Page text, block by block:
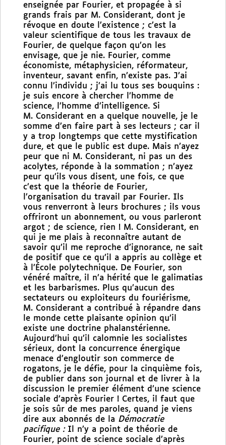
enseignée par Fourier, et propagée à si
grands frais par M. Considerant, dont je
révoque en doute l’existence ; c’est la
valeur scientifique de tous les travaux de
Fourier, de quelque façon qu’on les
envisage, que je nie. Fourier, comme
économiste, métaphysicien, réformateur,
inventeur, savant enfin, n’existe pas. J’ai
connu l’individu ; j’ai lu tous ses bouquins :
je suis encore à chercher l’homme de
science, l’homme d’intelligence. Si
M. Considerant en a quelque nouvelle, je le
somme d’en faire part à ses lecteurs ; car il
y a trop longtemps que cette mystification
dure, et que le public est dupe. Mais n’ayez
peur que ni M. Considerant, ni pas un des
acolytes, réponde à la sommation ; n’ayez
peur qu’ils vous disent, une fois, ce que
c’est que la théorie de Fourier,
l’organisation du travail par Fourier. Ils
vous renverront à leurs brochures ; ils vous
offriront un abonnement, ou vous parleront
argot ; de science, rien ! M. Considerant, en
qui je me plais à reconnaître autant de
savoir qu’il me reproche d’ignorance, ne sait
de positif que ce qu’il a appris au collège et
à l’École polytechnique. De Fourier, son
vénéré maître, il n’a hérité que le galimatias
et les barbarismes. Plus qu’aucun des
sectateurs ou exploiteurs du fouriérisme,
M. Considerant a contribué à répandre dans
le monde cette plaisante opinion qu’il
existe une doctrine phalanstérienne.
Aujourd’hui qu’il calomnie les socialistes
sérieux, dont la concurrence énergique
menace d’engloutir son commerce de
rogatons, je le défie, pour la cinquième fois,
de publier dans son journal et de livrer à la
discussion le premier élément d’une science
sociale d’après Fourier ! Certes, il faut que
je sois sûr de mes paroles, quand je viens
dire aux abonnés de la Démocratie
pacifique :Il n’y a point de théorie de
Fourier, point de science sociale d’après